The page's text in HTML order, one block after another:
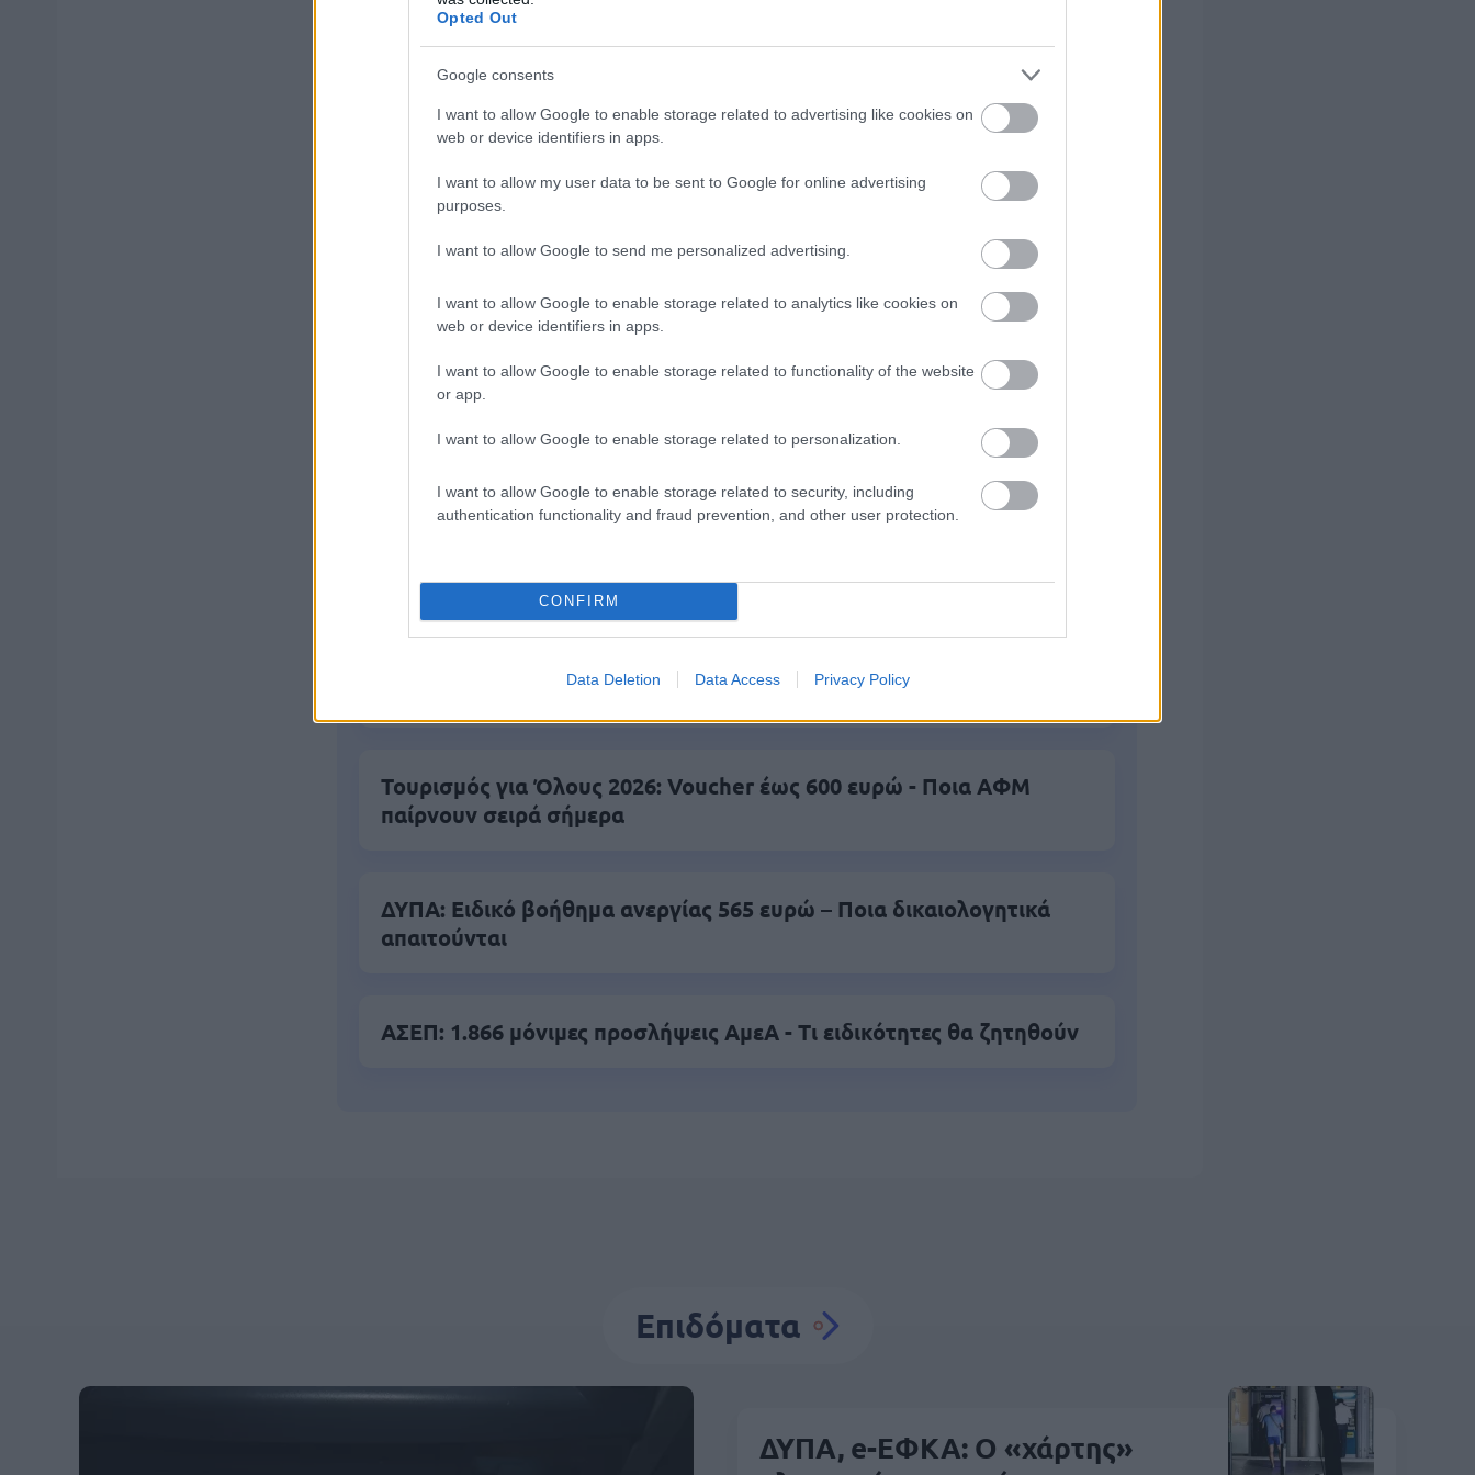
Opted Out
Google consents
I want to allow Google to enable storage related to advertising like cookies on
web or device identifiers in apps.
I want to allow my user data to be sent to Google for online advertising
purposes.
I want to allow Google to send me personalized advertising.
I want to allow Google to enable storage related to analytics like cookies on
web or device identifiers in apps.
I want to allow Google to enable storage related to functionality of the website
or app.
I want to allow Google to enable storage related to personalization.
I want to allow Google to enable storage related to security, including
authentication functionality and fraud prevention, and other user protection.
CONFIRM
Data Deletion Data Access Privacy Policy
ΑΣΕΠ: Πιστοποίηση Αγγλικών σε μόνο 2 ημέρες στα χέρια σας
ΑΣΕΠ: Εξ αποστάσεως η πιο Εύκολη Πιστοποίηση Υπολογιστών σε 2
Βάλε το proson.gr στα αποτελέσματα αναζήτησης της Google
Δημοφιλείς Ειδήσεις
Αυτό το επίδομα δίνει 300 ευρώ - Δεν χρειάζεται αίτηση
Τουρισμός για Όλους 2026: Voucher έως 600 ευρώ - Ποια ΑΦΜ
παίρνουν σειρά σήμερα
ΔΥΠΑ: Ειδικό βοήθημα ανεργίας 565 ευρώ – Ποια δικαιολογητικά
απαιτούνται
ΑΣΕΠ: 1.866 μόνιμες προσλήψεις ΑμεΑ - Τι ειδικότητες θα ζητηθούν
Επιδόματα
ΔΥΠΑ, e-ΕΦΚΑ: Ο «χάρτης»